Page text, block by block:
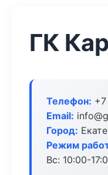
ГК
Телефон:
Email:
Город:
Режим
Вс: 10:00-